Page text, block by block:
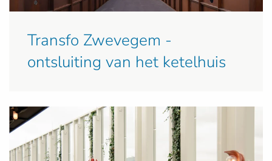
Transfo Zwevegem -
ontsluiting van het ketelhuis